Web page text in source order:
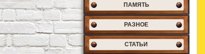
ПАМЯТЬ
РАЗНОЕ
СТАТЬИ